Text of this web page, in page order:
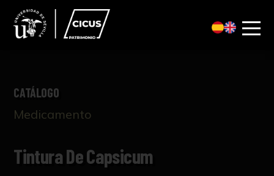
CATÁLOGO
Medicamento
Tintura De Capsicum